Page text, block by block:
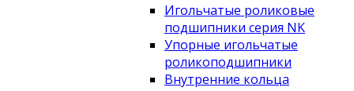
Игольчатые роликовые
подшипники серия NK
Упорные игольчатые
роликоподшипники
Внутренние кольца